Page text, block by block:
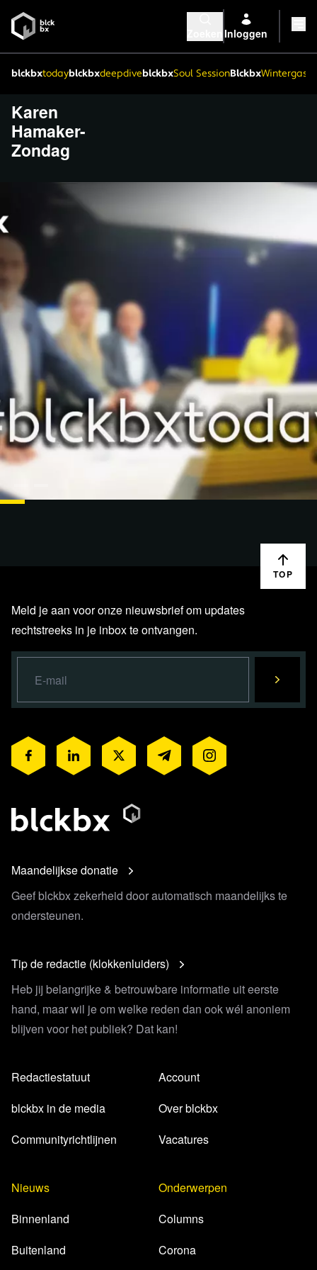
Inloggen
blckbxtodayblckbxdeepdiveblckbxSoul SessionBlckbx
Karen
Hamaker-
Zondag
TOP
Meld je aan voor onze nieuwsbrief om updates
rechtstreeks in je inbox te ontvangen.
Maandelijkse donatie
Geef blckbx zekerheid door automatisch maandelijks te
ondersteunen.
Tip de redactie (klokkenluiders)
Heb jij belangrijke & betrouwbare informatie uit eerste
hand, maar wil je om welke reden dan ook wél anoniem
blijven voor het publiek? Dat kan!
Redactiestatuut
blckbx in de media
Communityrichtlijnen
Account
Over blckbx
Vacatures
Nieuws
Binnenland
Buitenland
Onderwerpen
Columns
Corona